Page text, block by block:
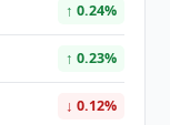
↑ 0.24%
↑ 0.23%
↓ 0.12%